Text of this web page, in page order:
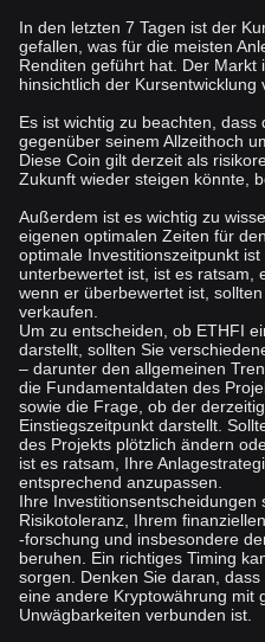
In den letzten 7 Tagen ist der
gefallen, was für die meisten
Renditen geführt hat. Der Markt
hinsichtlich der Kursentwicklung
Es ist wichtig zu beachten,
gegenüber seinem Allzeithoch
Diese Coin gilt derzeit als
Zukunft wieder steigen könnte,
Außerdem ist es wichtig zu
eigenen optimalen Zeiten für
optimale Investitionszeitpunkt
unterbewertet ist, ist es ratsam,
wenn er überbewertet ist,
verkaufen.
Um zu entscheiden, ob ETHFI
darstellt, sollten Sie
– darunter den allgemeinen
die Fundamentaldaten des
sowie die Frage, ob der
Einstiegszeitpunkt darstellt.
des Projekts plötzlich ändern
ist es ratsam, Ihre
entsprechend anzupassen.
Ihre Investitionsentscheidungen
Risikotoleranz, Ihrem
-forschung und insbesondere
beruhen. Ein richtiges Timing
sorgen. Denken Sie daran,
eine andere Kryptowährung mit
Unwägbarkeiten verbunden ist.